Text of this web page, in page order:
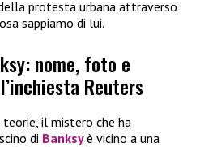
protesta urbana attraverso
sappiamo di lui.
nome, foto e
Reuters
teorie, il mistero che ha
di Banksyè vicino a una